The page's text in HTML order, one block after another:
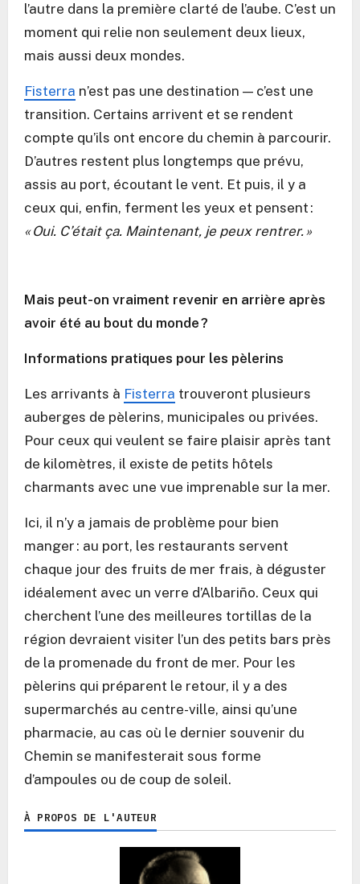
l’autre dans la première clarté de l’aube. C’est un
moment qui relie non seulement deux lieux,
mais aussi deux mondes.
Fisterra n’est pas une destination — c’est une
transition. Certains arrivent et se rendent
compte qu’ils ont encore du chemin à parcourir.
D’autres restent plus longtemps que prévu,
assis au port, écoutant le vent. Et puis, il y a
ceux qui, enfin, ferment les yeux et pensent :
« Oui. C’était ça. Maintenant, je peux rentrer. »
Mais peut-on vraiment revenir en arrière après
avoir été au bout du monde ?
Informations pratiques pour les pèlerins
Les arrivants à Fisterra trouveront plusieurs
auberges de pèlerins, municipales ou privées.
Pour ceux qui veulent se faire plaisir après tant
de kilomètres, il existe de petits hôtels
charmants avec une vue imprenable sur la mer.
Ici, il n’y a jamais de problème pour bien
manger : au port, les restaurants servent
chaque jour des fruits de mer frais, à déguster
idéalement avec un verre d’Albariño. Ceux qui
cherchent l’une des meilleures tortillas de la
région devraient visiter l’un des petits bars près
de la promenade du front de mer. Pour les
pèlerins qui préparent le retour, il y a des
supermarchés au centre-ville, ainsi qu’une
pharmacie, au cas où le dernier souvenir du
Chemin se manifesterait sous forme
d’ampoules ou de coup de soleil.
À PROPOS DE L'AUTEUR